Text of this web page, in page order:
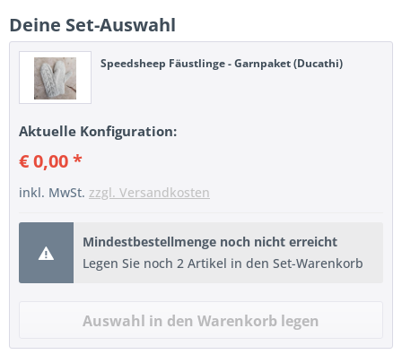
Deine Set-Auswahl
Speedsheep Fäustlinge - Garnpaket (Ducathi)
Aktuelle Konfiguration:
€ 0,00 *
inkl. MwSt. zzgl. Versandkosten
Mindestbestellmenge noch nicht erreicht
Legen Sie noch 2 Artikel in den Set-Warenkorb